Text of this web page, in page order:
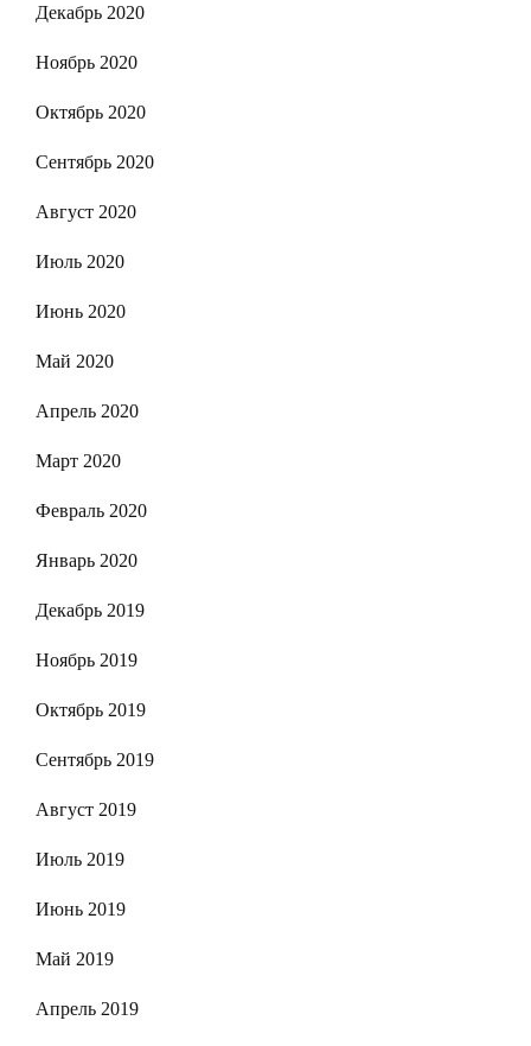
Декабрь 2020
Ноябрь 2020
Октябрь 2020
Сентябрь 2020
Август 2020
Июль 2020
Июнь 2020
Май 2020
Апрель 2020
Март 2020
Февраль 2020
Январь 2020
Декабрь 2019
Ноябрь 2019
Октябрь 2019
Сентябрь 2019
Август 2019
Июль 2019
Июнь 2019
Май 2019
Апрель 2019